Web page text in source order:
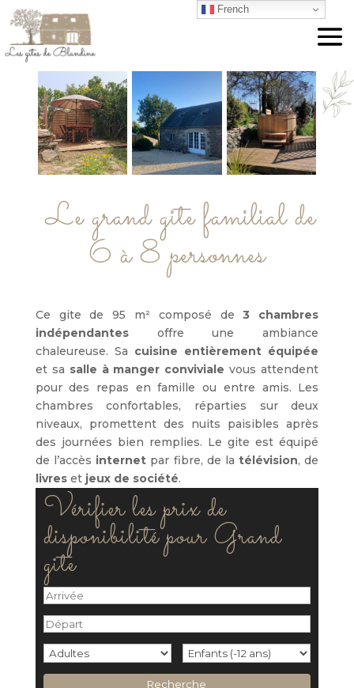
Le grand gite familial de
6 à 8 personnes
Ce gite de 95 m² composé de3 chambres
indépendantesoffre une ambiance
chaleureuse. Sa cuisine entièrement équipée
et sa salle à manger conviviale vous attendent
pour des repas en famille ou entre amis. Les
chambres confortables, réparties sur deux
niveaux, promettent des nuits paisibles après
des journées bien remplies. Le gite est équipé
de l’accès internet par fibre, de latélévision, de
livreset jeux de société.
Vérifier les prix de
disponibilité pour Grand
gite
French